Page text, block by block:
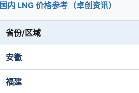
国内 LNG 价格参考（卓创资讯）
省份/区域
安徽
福建